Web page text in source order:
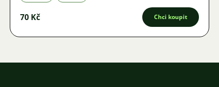
70 Kč Chci koupit